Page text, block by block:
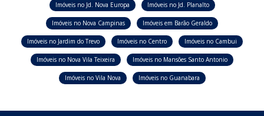
Imóveis no Jd. Nova Europa Imóveis no Jd. Planalto
Imóveis no Nova Campinas Imóveis em Barão Geraldo
Imóveis no Jardim do Trevo Imóveis no Centro Imóveis no Cambui
Imóveis no Nova Vila Teixeira Imóveis no Mansões Santo Antonio
Imóveis no Vila Nova Imóveis no Guanabara